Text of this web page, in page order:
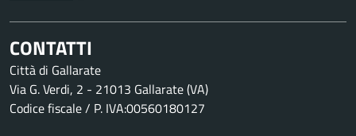
CONTATTI
Città di Gallarate
Via G. Verdi, 2 - 21013 Gallarate (VA)
Codice fiscale / P. IVA:00560180127